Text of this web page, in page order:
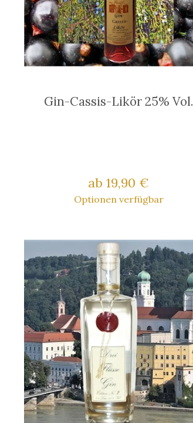
Gin-Cassis-Likör 25% Vol.
ab 19,90 €
Optionen verfügbar